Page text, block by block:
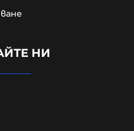
взривовете
НИ